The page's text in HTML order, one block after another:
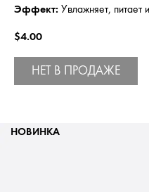
Эффект: Увлажняет, питает
$4.00
НЕТ В ПРОДАЖЕ
НОВИНКА